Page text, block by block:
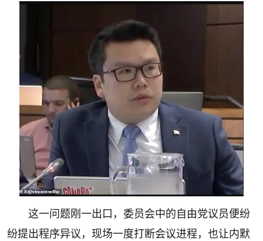
这一问题刚一出口，委员会中的自由党议员便纷
纷提出程序异议，现场一度打断会议进程，也让内默